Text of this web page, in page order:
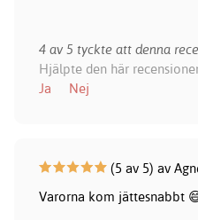
4 av 5 tyckte att denna
Hjälpte den här
Ja
Nej
(5 av 5) av
Varorna kom jättesnabbt